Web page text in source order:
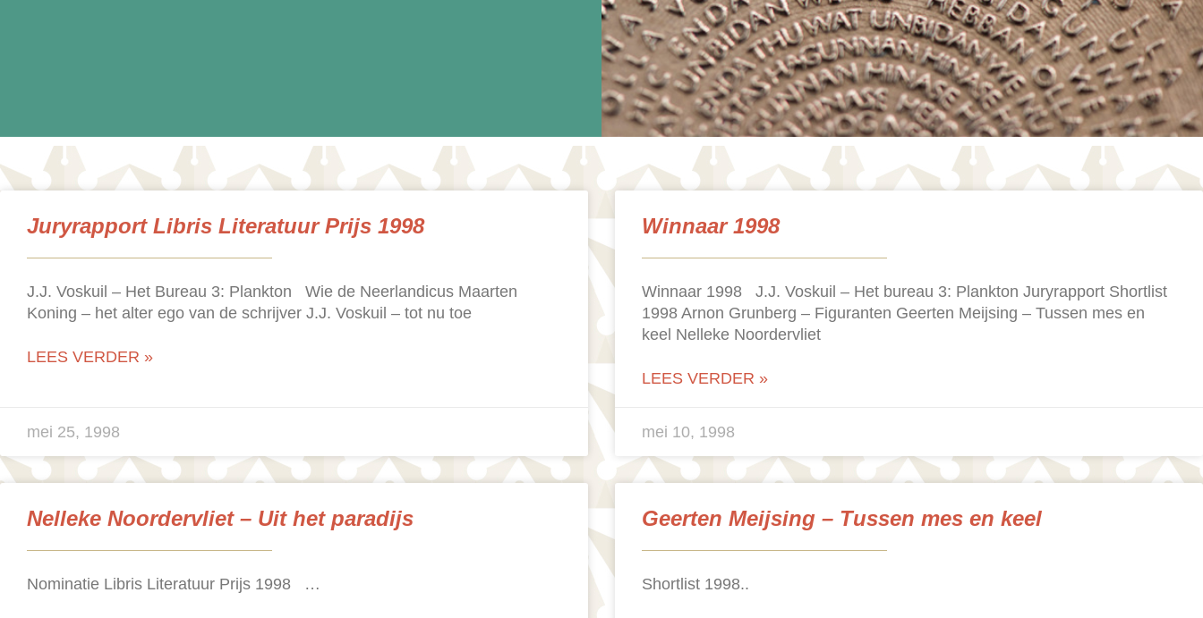
Juryrapport Libris Literatuur Prijs 1998
J.J. Voskuil – Het Bureau 3: Plankton Wie de Neerlandicus Maarten
Koning – het alter ego van de schrijver J.J. Voskuil – tot nu toe
LEES VERDER »
mei 25, 1998
Winnaar 1998
Winnaar 1998 J.J. Voskuil – Het bureau 3: Plankton Juryrapport Shortlist
1998 Arnon Grunberg – Figuranten Geerten Meijsing – Tussen mes en
keel Nelleke Noordervliet
LEES VERDER »
mei 10, 1998
Nelleke Noordervliet – Uit het paradijs
Nominatie Libris Literatuur Prijs 1998 …
Geerten Meijsing – Tussen mes en keel
Shortlist 1998..